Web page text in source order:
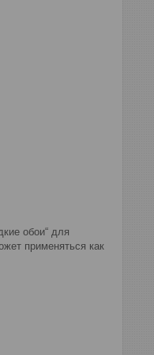
обои“ для
применяться как